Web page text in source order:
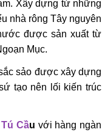
Xây dựng từ những
nhà rông Tây nguyên
được sản xuất từ
Mục.
sảo được xây dựng
tạo nên lối kiến trúc
Cầu với hàng ngàn